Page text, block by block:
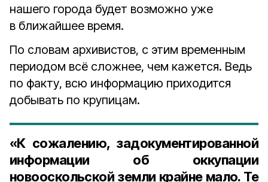
нашего города будет возможно уже
в ближайшее время.
По словам архивистов, с этим временным
периодом всё сложнее, чем кажется. Ведь
по факту, всю информацию приходится
добывать по крупицам.
«К сожалению, задокументированной
информации об оккупации
новооскольской земли крайне мало. Те